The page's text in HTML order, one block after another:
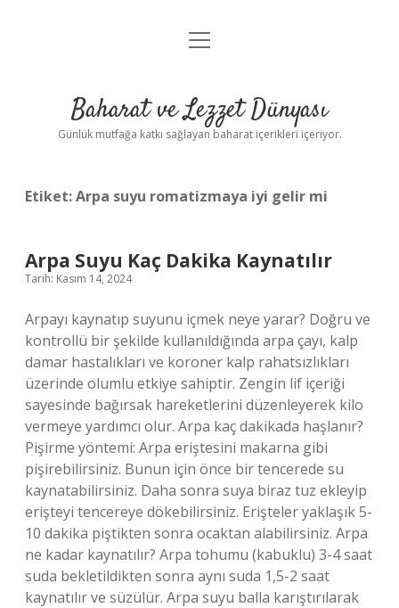
Anasayfa
Yasal Uyarı
menüyü
Baharat ve Lezzet Dünyası
Günlük mutfağa katkı sağlayan baharat içerikleri içeriyor.
Etiket:Arpa suyu romatizmaya iyi gelir mi
Arpa Suyu Kaç Dakika Kaynatılır
Tarih: Kasım 14, 2024
Arpayı kaynatıp suyunu içmek neye yarar? Doğru ve
kontrollü bir şekilde kullanıldığında arpa çayı, kalp
damar hastalıkları ve koroner kalp rahatsızlıkları
üzerinde olumlu etkiye sahiptir. Zengin lif içeriği
sayesinde bağırsak hareketlerini düzenleyerek kilo
vermeye yardımcı olur. Arpa kaç dakikada haşlanır?
Pişirme yöntemi: Arpa eriştesini makarna gibi
pişirebilirsiniz. Bunun için önce bir tencerede su
kaynatabilirsiniz. Daha sonra suya biraz tuz ekleyip
erişteyi tencereye dökebilirsiniz. Erişteler yaklaşık 5-
10 dakika piştikten sonra ocaktan alabilirsiniz. Arpa
ne kadar kaynatılır? Arpa tohumu (kabuklu) 3-4 saat
suda bekletildikten sonra aynı suda 1,5-2 saat
kaynatılır ve süzülür. Arpa suyu balla karıştırılarak